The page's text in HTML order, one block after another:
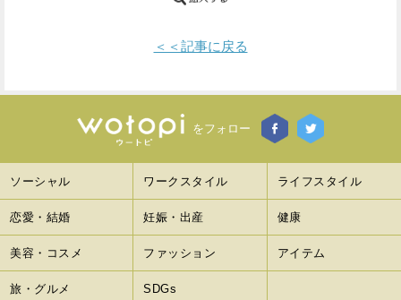
す
る
す
る
＜＜記事に戻る
をフォロー
ソーシャル ワークスタイル ライフスタイル
恋愛・結婚 妊娠・出産 健康
美容・コスメ ファッション アイテム
旅・グルメ SDGs